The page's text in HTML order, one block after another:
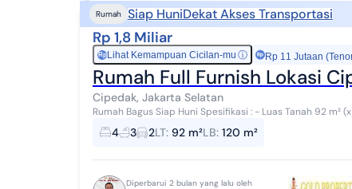
Rumah Siap HuniDekat Akses Transportasi
Rp 1,8 Miliar
RpLihat Kemampuan Cicilan-mu ⓘ Rp 11 Jutaan
Rumah Full Furnish Lokasi
Cipedak, Jakarta Selatan
Rumah Bagus Siap Huni Spesifikasi : - Luas Tanah 92 m² (x) - Luas Bangunan 120 m2 - Kamar Tidur 4 - Kamar
Mandi 3 - Carport 2 Mobil - SHM & IMB -...
4 3 2LT: 92 m²LB: 120 m²
Diperbarui 2 bulan yang lalu oleh